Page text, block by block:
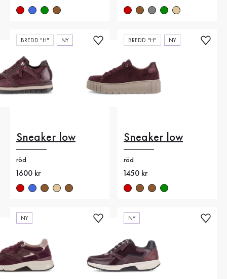
BREDD "H" NY
Sneaker low
röd
Nytt pris
1600 kr
BREDD "H" NY
Sneaker low
röd
Nytt pris
1450 kr
NY NY